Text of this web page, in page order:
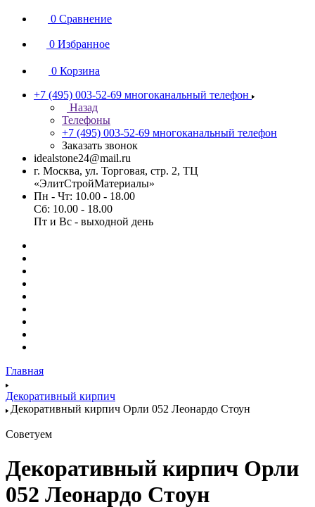
0 Сравнение
0 Избранное
0 Корзина
+7 (495) 003-52-69 многоканальный телефон
Назад
Телефоны
+7 (495) 003-52-69 многоканальный телефон
Заказать звонок
idealstone24@mail.ru
г. Москва, ул. Торговая, стр. 2, ТЦ
«ЭлитСтройМатериалы»
Пн - Чт: 10.00 - 18.00
Сб: 10.00 - 18.00
Пт и Вс - выходной день
Главная
Декоративный кирпич
Декоративный кирпич Орли 052 Леонардо Стоун
Советуем
Декоративный кирпич Орли
052 Леонардо Стоун